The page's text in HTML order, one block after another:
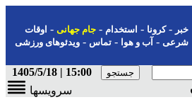
-کرونا-استخدام- جام جهانی-اوقات
-آب و هوا-تماس-ویدئوهای ورزشی
15:00 | 1405/5/18
سرویسها